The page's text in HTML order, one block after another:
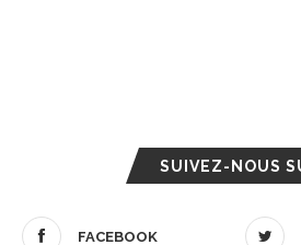
SUIVEZ-NOUS
FACEBOOK